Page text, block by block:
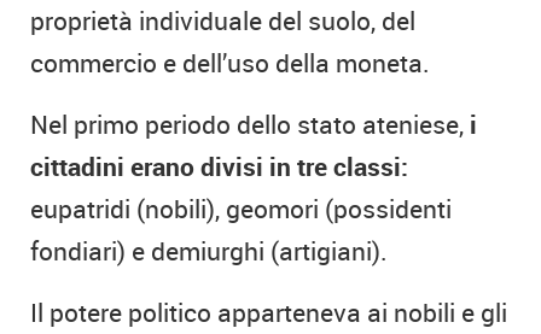
proprietà individuale del suolo, del
commercio e dell’uso della moneta.
Nel primo periodo dello stato ateniese, i
cittadini erano divisi in tre classi:
eupatridi (nobili), geomori (possidenti
fondiari) e demiurghi (artigiani).
Il potere politico apparteneva ai nobili e gli